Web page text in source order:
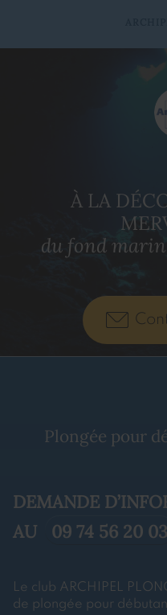
À LA
du fond
Plongée pour
DEMANDE
AU
09 74 56 20 03
Le club ARCHIPEL
de plongée pour